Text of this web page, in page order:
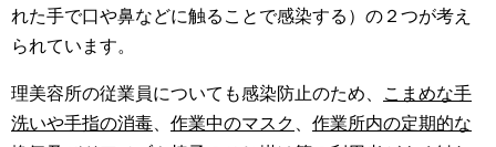
れた手で口や鼻などに触ることで感染する）の２つが考え
られています。
理美容所の従業員についても感染防止のため、
こまめな手
洗いや手指の消毒
作業中のマスク
作業所内の定期的な